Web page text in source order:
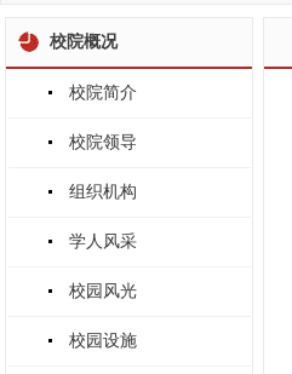
校院概况
校院简介
校院领导
组织机构
学人风采
校园风光
校园设施